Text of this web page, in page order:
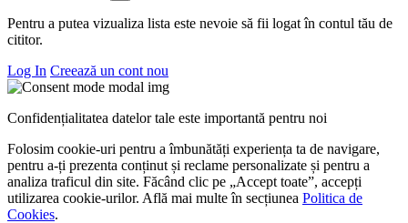
Pentru a putea vizualiza lista este nevoie să fii logat în contul tău de
cititor.
Log In Creează un cont nou
Confidențialitatea datelor tale este importantă pentru noi
Folosim cookie-uri pentru a îmbunătăți experiența ta de navigare,
pentru a-ți prezenta conținut și reclame personalizate și pentru a
analiza traficul din site. Făcând clic pe „Accept toate”, accepți
utilizarea cookie-urilor. Află mai multe în secțiunea Politica de
Cookies.